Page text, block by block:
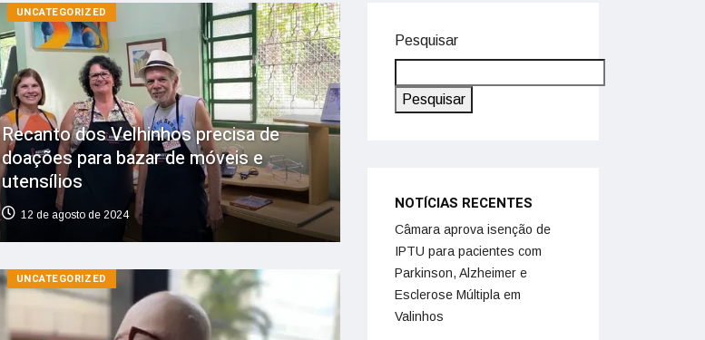
UNCATEGORIZED
Recanto dos Velhinhos precisa de
doações para bazar de móveis e
utensílios
12 de agosto de 2024
UNCATEGORIZED
Pesquisar
Pesquisar
NOTÍCIAS RECENTES
Câmara aprova isenção de
IPTU para pacientes com
Parkinson, Alzheimer e
Esclerose Múltipla em
Valinhos